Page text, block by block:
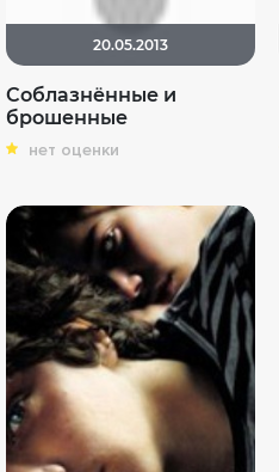
20.05.2013
Соблазнённые и
брошенные
нет оценки